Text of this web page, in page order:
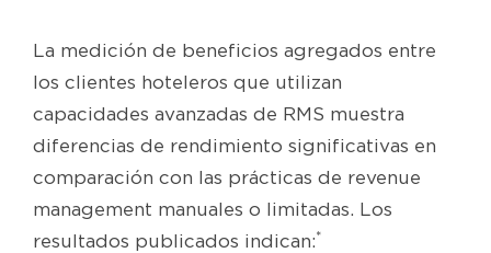
La medición de beneficios agregados entre
los clientes hoteleros que utilizan
capacidades avanzadas de RMS muestra
diferencias de rendimiento significativas en
comparación con las prácticas de revenue
management manuales o limitadas. Los
resultados publicados indican:*